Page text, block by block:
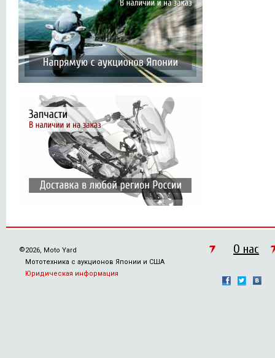
©2026, Moto Yard
Мототехника с аукционов Японии и США
Юридическая информация
О нас